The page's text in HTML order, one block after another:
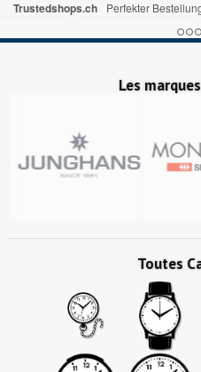
Trustedshops.ch Perfekter
Les
Toutes